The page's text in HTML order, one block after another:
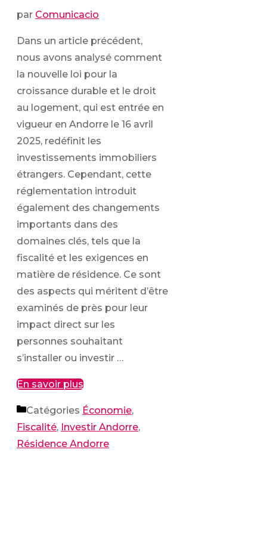
par Comunicacio
Dans un article précédent,
nous avons analysé comment
la nouvelle loi pour la
croissance durable et le droit
au logement, qui est entrée en
vigueur en Andorre le 16 avril
2025, redéfinit les
investissements immobiliers
étrangers. Cependant, cette
réglementation introduit
également des changements
importants dans des
domaines clés, tels que la
fiscalité et les exigences en
matière de résidence. Ce sont
des aspects qui méritent d’être
examinés de près pour leur
impact direct sur les
personnes souhaitant
s’installer ou investir …
En savoir plus
Catégories Économie,
Fiscalité, Investir Andorre,
Résidence Andorre